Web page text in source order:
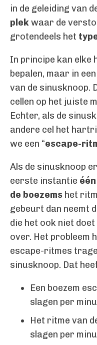
in de geleiding van
plekwaar de
grotendeels het
In principe kan
bepalen, maar in
van de sinusknoop.
cellen op het juiste
Echter, als de
andere cel het
we een “escape-
Als de sinusknoop
eerste instantie
de boezems het
gebeurt dan neemt
die het ook niet
over. Het probleem
escape-ritmes
sinusknoop. Dat
Een boezem
slagen per
Het ritme van
slagen per